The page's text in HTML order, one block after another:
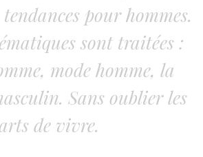
pour hommes.
sont traitées :
mode homme, la
Sans oublier les
de vivre.